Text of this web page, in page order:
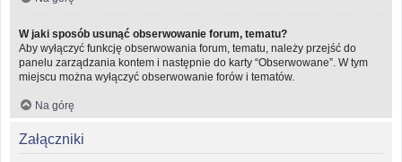
W jaki sposób usunąć obserwowanie forum, tematu?
Aby wyłączyć funkcję obserwowania forum, tematu, należy przejść do
panelu zarządzania kontem i następnie do karty “Obserwowane”. W tym
miejscu można wyłączyć obserwowanie forów i tematów.
Na górę
Załączniki